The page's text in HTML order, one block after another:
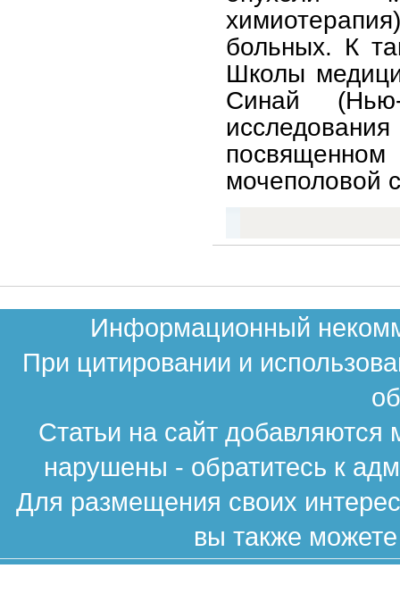
больных. К
Школы
Синай
мочеполовой
Информационный
При цитировании и
Статьи на сайт
нарушены - обратитесь к
Для размещения своих
вы также